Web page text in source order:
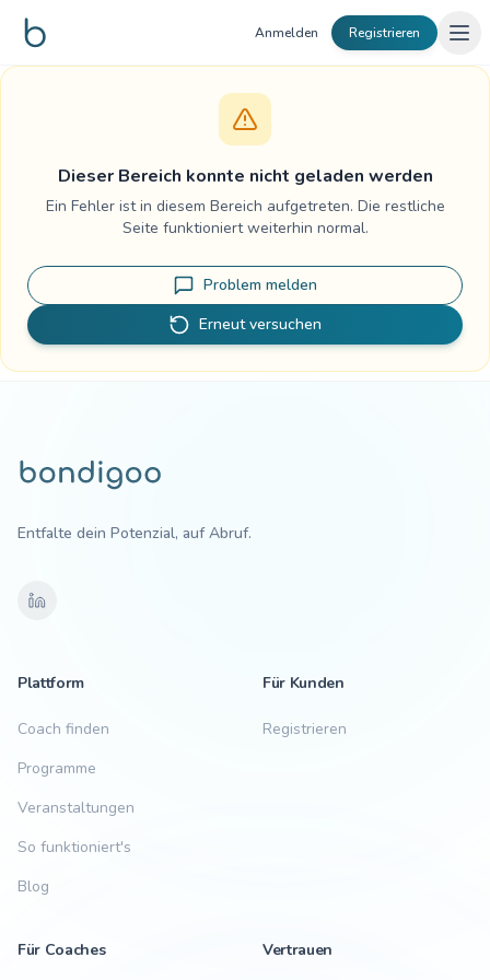
Zum Inhalt springen
Anmelden Registrieren
Dieser Bereich konnte nicht geladen werden
Ein Fehler ist in diesem Bereich aufgetreten. Die restliche
Seite funktioniert weiterhin normal.
Problem melden
Erneut versuchen
Entfalte dein Potenzial, auf Abruf.
Plattform
Coach finden
Programme
Veranstaltungen
So funktioniert's
Blog
Für Kunden
Registrieren
Für Coaches Vertrauen